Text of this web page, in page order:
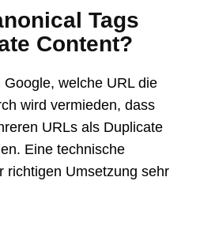
Tags
Content?
welche URL die
wird vermieden, dass
URLs als Duplicate
Eine technische
richtigen Umsetzung sehr